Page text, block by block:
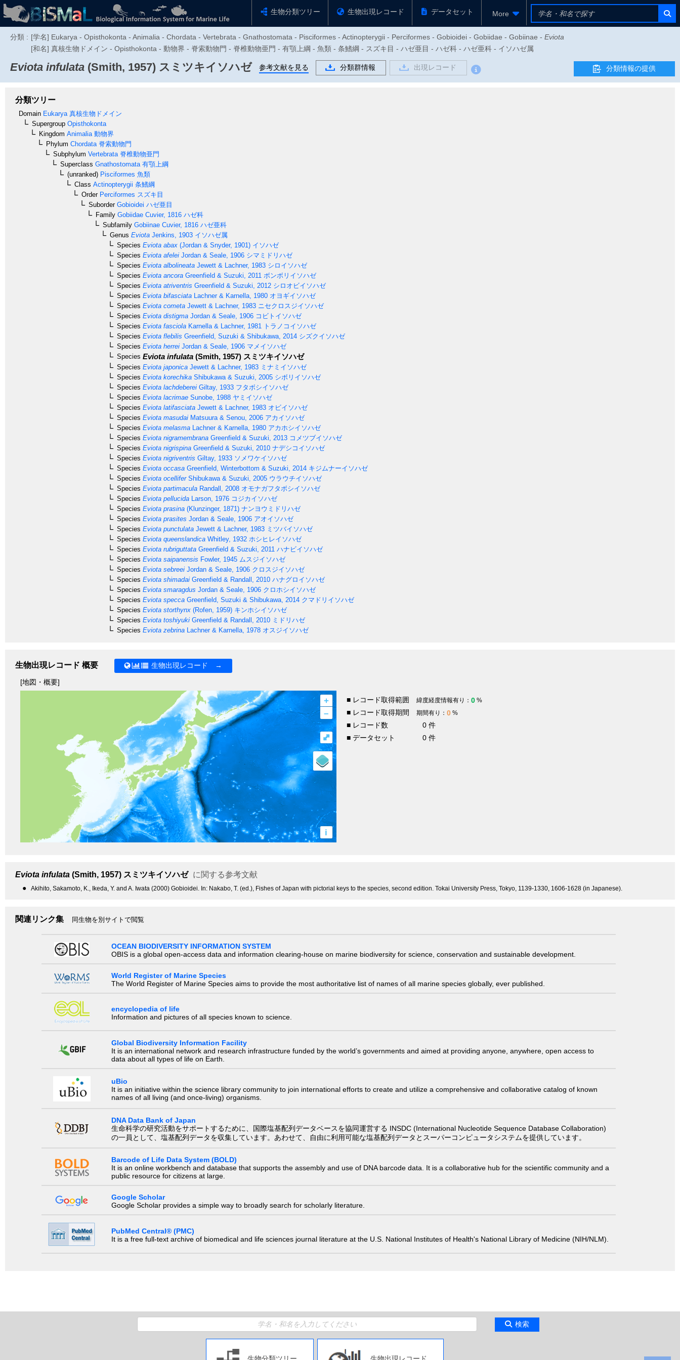
生物分類ツリー 生物出現レコード データセット More
分類 : [学名] Eukarya - Opisthokonta - Animalia - Chordata - Vertebrata - Gnathostomata - Pisciformes - Actinopterygii - Perciformes - Gobioidei - Gobiidae - Gobiinae - Eviota
[和名] 真核生物ドメイン - Opisthokonta - 動物界 - 脊索動物門 - 脊椎動物亜門 - 有顎上綱 - 魚類 - 条鰭綱 - スズキ目 - ハゼ亜目 - ハゼ科 - ハゼ亜科 - イソハゼ属
Eviota infulata (Smith, 1957) スミツキイソハゼ 参考文献を見る 分類群情報 出現レコード 分類情報の提供
分類ツリー
Domain Eukarya 真核生物ドメイン
Supergroup Opisthokonta
Kingdom Animalia 動物界
Phylum Chordata 脊索動物門
Subphylum Vertebrata 脊椎動物亜門
Superclass Gnathostomata 有顎上綱
(unranked) Pisciformes 魚類
Class Actinopterygii 条鰭綱
OrderPerciformes スズキ目
SuborderGobioidei ハゼ亜目
Family Gobiidae Cuvier, 1816 ハゼ科
Subfamily Gobiinae Cuvier, 1816 ハゼ亜科
Genus Eviota Jenkins, 1903 イソハゼ属
Species Eviota abax (Jordan & Snyder, 1901) イソハゼ
Species Eviota afelei Jordan & Seale, 1906 シマミドリハゼ
Species Eviota albolineata Jewett & Lachner, 1983 シロイソハゼ
Species Eviota ancora Greenfield & Suzuki, 2011 ボンボリイソハゼ
Species Eviota atriventris Greenfield & Suzuki, 2012 シロオビイソハゼ
Species Eviota bifasciata Lachner & Karnella, 1980 オヨギイソハゼ
Species Eviota cometa Jewett & Lachner, 1983 ニセクロスジイソハゼ
Species Eviota distigma Jordan & Seale, 1906 コビトイソハゼ
Species Eviota fasciola Karnella & Lachner, 1981
トラノコイソハゼ
Species Eviota flebilis Greenfield, Suzuki & Shibukawa, 2014 シズクイソハゼ
Species Eviota herrei Jordan & Seale, 1906 マメイソハゼ
Species Eviota infulata (Smith, 1957) スミツキイソハゼ
Species Eviota japonica Jewett & Lachner, 1983 ミナミイソハゼ
Species Eviota korechika Shibukawa & Suzuki, 2005 シボリイソハゼ
Species Eviota lachdeberei Giltay, 1933 フタボシイソハゼ
Species Eviota lacrimae Sunobe, 1988 ヤミイソハゼ
Species Eviota latifasciata Jewett & Lachner, 1983 オビイソハゼ
Species Eviota masudai Matsuura & Senou, 2006 アカイソハゼ
Species Eviota melasma Lachner & Karnella, 1980 アカホシイソハゼ
Species Eviota nigramembrana Greenfield & Suzuki, 2013 コメツブイソハゼ
Species Eviota nigrispina Greenfield & Suzuki, 2010 ナデシコイソハゼ
Species Eviota nigriventris Giltay, 1933 ソメワケイソハゼ
Species Eviota occasa Greenfield, Winterbottom & Suzuki, 2014 キジムナーイソハゼ
Species Eviota ocelliferShibukawa & Suzuki, 2005 ウラウチイソハゼ
Species Eviota partimacula Randall, 2008 オモナガフタボシイソハゼ
Species Eviota pellucida Larson, 1976 コジカイソハゼ
Species Eviota prasina (Klunzinger, 1871) ナンヨウミドリハゼ
Species Eviota prasites Jordan & Seale, 1906 アオイソハゼ
Species Eviota punctulata Jewett & Lachner, 1983 ミツバイソハゼ
Species Eviota queenslandica Whitley, 1932 ホシヒレイソハゼ
Species Eviota rubriguttata Greenfield & Suzuki, 2011 ハナビイソハゼ
Species Eviota saipanensis Fowler, 1945 ムスジイソハゼ
Species Eviota sebreei Jordan & Seale, 1906 クロスジイソハゼ
Species Eviota shimadai Greenfield & Randall, 2010 ハナグロイソハゼ
Species Eviota smaragdus Jordan & Seale, 1906 クロホシイソハゼ
Species Eviota specca Greenfield, Suzuki & Shibukawa, 2014 クマドリイソハゼ
Species Eviota storthynx (Rofen, 1959) キンホシイソハゼ
Species Eviota toshiyuki Greenfield & Randall, 2010 ミドリハゼ
Species Eviota zebrina Lachner & Karnella, 1978 オスジイソハゼ
生物出現レコード 概要 生物出現レコード →
[地図・概要]
+
–
i
⤢
■ レコード取得範囲 緯度経度情報有り： 0 %
■ レコード取得期間 期間有り： 0 %
■ レコード数
0 件
■ データセット
0 件
Eviota infulata (Smith, 1957) スミツキイソハゼ に関する参考文献
● Akihito, Sakamoto, K., Ikeda, Y. and A. Iwata (2000) Gobioidei. In: Nakabo, T. (ed.), Fishes of Japan with pictorial keys to the species, second edition. Tokai University Press, Tokyo, 1139-1330, 1606-1628 (in Japanese).
関連リンク集 同生物を別サイトで閲覧
OCEAN BIODIVERSITY INFORMATION SYSTEM
OBIS is a global open-access data and information clearing-house on marine biodiversity for science, conservation and sustainable development.
World Register of Marine Species
The World Register of Marine Species aims to provide the most authoritative list of names of all marine species globally, ever published.
encyclopedia of life
Information and pictures of all species known to science.
Global Biodiversity Information Facility
It is an international network and research infrastructure funded by the world’s governments and aimed at providing anyone, anywhere, open access to
data about all types of life on Earth.
uBio
It is an initiative within the science library community to join international efforts to create and utilize a comprehensive and collaborative catalog of known
names of all living (and once-living) organisms.
DNA Data Bank of Japan
生命科学の研究活動をサポートするために、国際塩基配列データベースを協同運営する INSDC (International Nucleotide Sequence Database Collaboration)
の一員として、塩基配列データを収集しています。あわせて、自由に利用可能な塩基配列データとスーパーコンピュータシステムを提供しています。
Barcode of Life Data System (BOLD)
It is an online workbench and database that supports the assembly and use of DNA barcode data. It is a collaborative hub for the scientific community and a
public resource for citizens at large.
Google Scholar
Google Scholar provides a simple way to broadly search for scholarly literature.
PubMed Central® (PMC)
It is a free full-text archive of biomedical and life sciences journal literature at the U.S. National Institutes of Health's National Library of Medicine (NIH/NLM).
検索
生物分類ツリー 生物出現レコード